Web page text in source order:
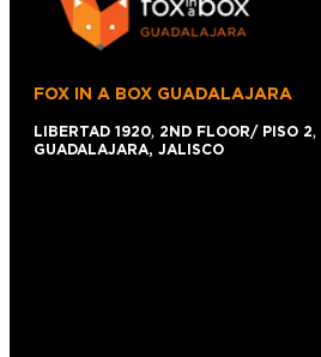
FOX IN A BOX GUADALAJARA
LIBERTAD 1920, 2ND FLOOR/ PISO 2,
GUADALAJARA, JALISCO